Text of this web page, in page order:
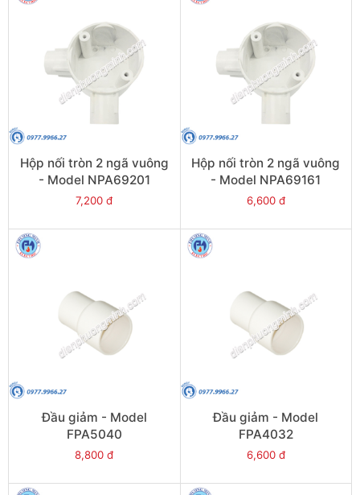
Hộp nối tròn 2 ngã vuông
- Model NPA69201
7,200 đ
Hộp nối tròn 2 ngã vuông
- Model NPA69161
6,600 đ
Đầu giảm - Model
FPA5040
8,800 đ
Đầu giảm - Model
FPA4032
6,600 đ